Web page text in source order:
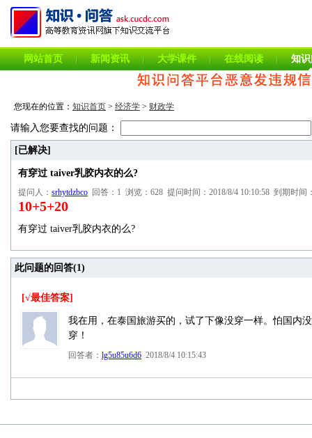
网站首页 新闻资讯 大学课件 在线阅读 知
您现在的位置： 知识首页 > 经济学 > 财政学
请输入您要查找的问题：
[已解决]
有穿过 taiver乳胶内衣的么?
提问人： srhytdzbco 回答：1 浏览：628 提问时间：2018/8/4 10:10:58 到期时间
10+5+20
有穿过 taiver乳胶内衣的么?
此问题的回答(1)
[√最佳答案]
我在用，在泰国旅游买的，试了下像没穿一样。怕国内
穿！
回答者： lg5u85u6d6 2018/8/4 10:15:43